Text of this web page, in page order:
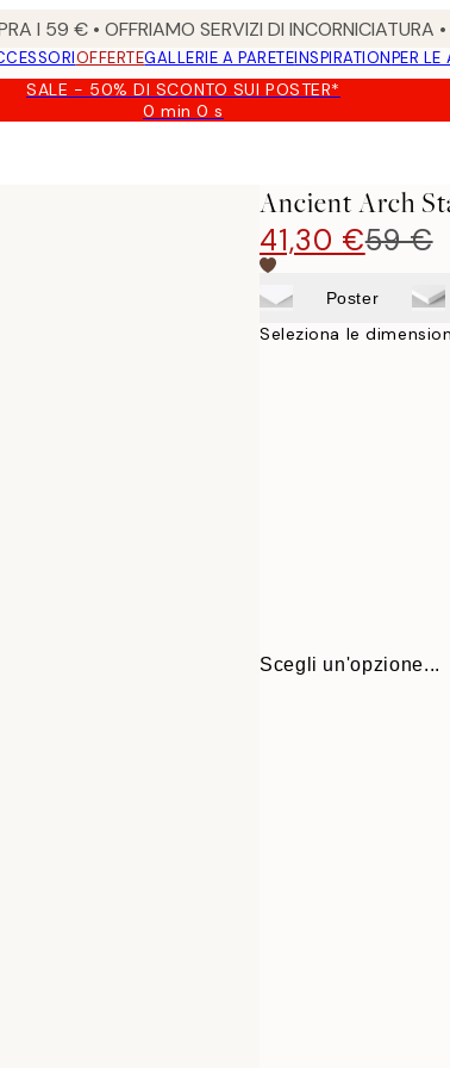
I 59 € • OFFRIAMO SERVIZI DI
OFFERTEGALLERIE A PARETEINSPIRATIONPER LE
SALE - 50% DI SCONTO SUI POSTER*
0 min0 s
Valido
Ancient Arch
41,30 €59 €
Poster
Seleziona le
Scegli un'opzione...